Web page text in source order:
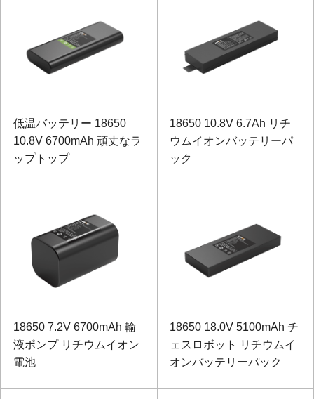
低温バッテリー 18650
10.8V 6700mAh 頑丈なラ
ップトップ
18650 10.8V 6.7Ah リチ
ウムイオンバッテリーパ
ック
18650 7.2V 6700mAh 輸
液ポンプ リチウムイオン
電池
18650 18.0V 5100mAh チ
ェスロボット リチウムイ
オンバッテリーパック